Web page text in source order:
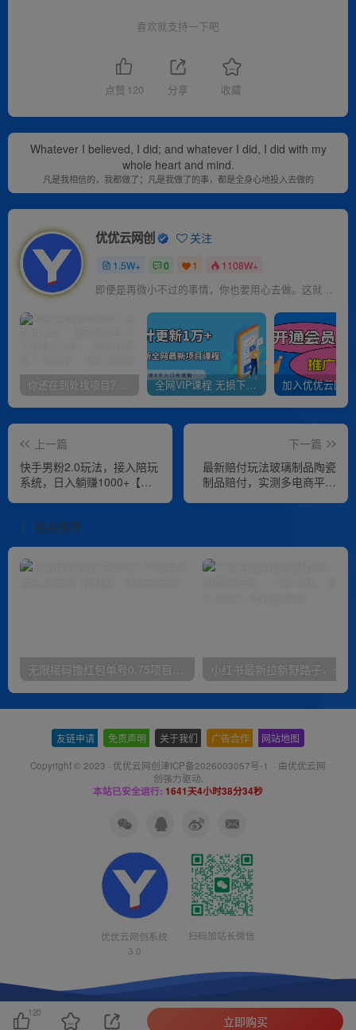
喜欢就支持一下吧
点赞 120 分享 收藏
Whatever I believed, I did; and whatever I did, I did with my
whole heart and mind.
凡是我相信的，我都做了；凡是我做了的事，都是全身心地投入去做的
优优云网创 关注
1.5W+ 0 1 1108W+
即便是再微小不过的事情，你也要用心去做。这就是成功的秘密
你还在到处找项目？还在当韭菜？我靠卖项目一个月收入5万+，曾经我也是个失败者。 全网VIP课程 无损下载~
上一篇
快手男粉2.0玩法，接入陪玩
系统，日入躺赚1000+【揭
下一篇
最新赔付玩法玻璃制品陶瓷
制品赔付，实测多电商平台
相关推荐
无限接码撸红包单号0.75项目无偿分享给你【揭秘】
友链申请 免责声明 关于我们 广告合作 网站地图
Copyright © 2023 · 优优云网创津ICP备2026003057号-1 · 由优优云网
创强力驱动.
本站已安全运行: 1641天4小时38分34秒
优优云网创系统
3.0
扫码加站长微信
120
立即购买